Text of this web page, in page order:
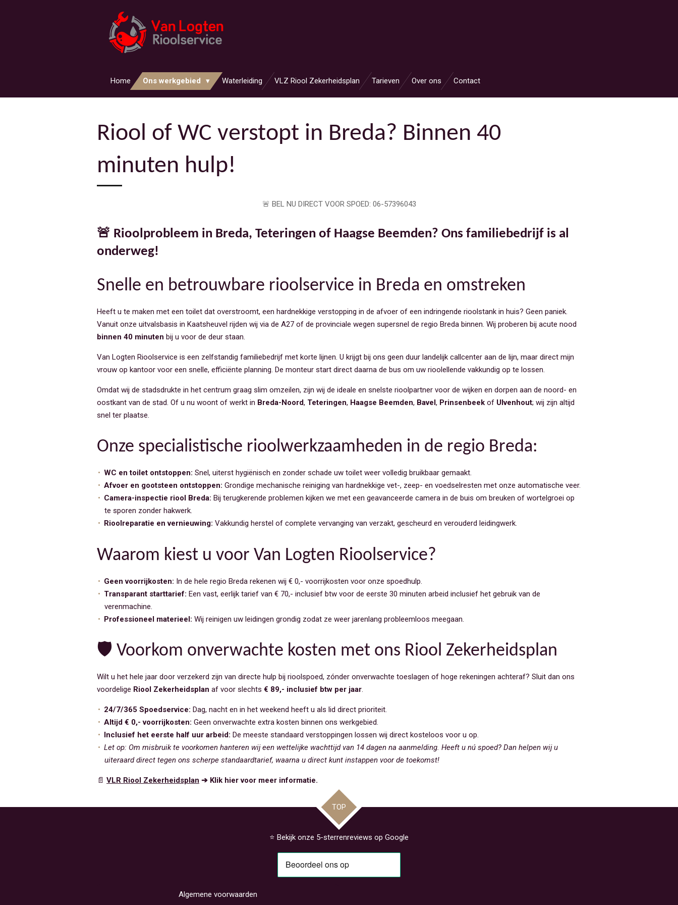
Home Ons werkgebied Waterleiding VLZ Riool Zekerheidsplan Tarieven Over ons Contact
Riool of WC verstopt in Breda? Binnen 40
minuten hulp!
🚨 BEL NU DIRECT VOOR SPOED: 06-57396043
🚨 Rioolprobleem in Breda, Teteringen of Haagse Beemden? Ons familiebedrijf is al
onderweg!
Snelle en betrouwbare rioolservice in Breda en omstreken
Heeft u te maken met een toilet dat overstroomt, een hardnekkige verstopping in de afvoer of een indringende rioolstank in huis? Geen paniek.
Vanuit onze uitvalsbasis in Kaatsheuvel rijden wij via de A27 of de provinciale wegen supersnel de regio Breda binnen. Wij proberen bij acute nood
binnen 40 minuten bij u voor de deur staan.
Van Logten Rioolservice is een zelfstandig familiebedrijf met korte lijnen. U krijgt bij ons geen duur landelijk callcenter aan de lijn, maar direct mijn
vrouw op kantoor voor een snelle, efficiënte planning. De monteur start direct daarna de bus om uw rioolellende vakkundig op te lossen.
Omdat wij de stadsdrukte in het centrum graag slim omzeilen, zijn wij de ideale en snelste rioolpartner voor de wijken en dorpen aan de noord- en
oostkant van de stad. Of u nu woont of werkt in Breda-Noord, Teteringen, Haagse Beemden, Bavel, Prinsenbeek of Ulvenhout; wij zijn altijd
snel ter plaatse.
Onze specialistische rioolwerkzaamheden in de regio Breda:
WC en toilet ontstoppen: Snel, uiterst hygiënisch en zonder schade uw toilet weer volledig bruikbaar gemaakt.
Afvoer en gootsteen ontstoppen: Grondige mechanische reiniging van hardnekkige vet-, zeep- en voedselresten met onze automatische veer.
Camera-inspectie riool Breda: Bij terugkerende problemen kijken we met een geavanceerde camera in de buis om breuken of wortelgroei op
te sporen zonder hakwerk.
Rioolreparatie en vernieuwing: Vakkundig herstel of complete vervanging van verzakt, gescheurd en verouderd leidingwerk.
Waarom kiest u voor Van Logten Rioolservice?
Geen voorrijkosten: In de hele regio Breda rekenen wij € 0,- voorrijkosten voor onze spoedhulp.
Transparant starttarief: Een vast, eerlijk tarief van € 70,- inclusief btw voor de eerste 30 minuten arbeid inclusief het gebruik van de
verenmachine.
Professioneel materieel: Wij reinigen uw leidingen grondig zodat ze weer jarenlang probleemloos meegaan.
🛡️ Voorkom onverwachte kosten met ons Riool Zekerheidsplan
Wilt u het hele jaar door verzekerd zijn van directe hulp bij rioolspoed, zónder onverwachte toeslagen of hoge rekeningen achteraf? Sluit dan ons
voordelige Riool Zekerheidsplan af voor slechts € 89,- inclusief btw per jaar.
24/7/365 Spoedservice: Dag, nacht en in het weekend heeft u als lid direct prioriteit.
Altijd € 0,- voorrijkosten: Geen onverwachte extra kosten binnen ons werkgebied.
Inclusief het eerste half uur arbeid: De meeste standaard verstoppingen lossen wij direct kosteloos voor u op.
Let op: Om misbruik te voorkomen hanteren wij een wettelijke wachttijd van 14 dagen na aanmelding. Heeft u nú spoed? Dan helpen wij u
uiteraard direct tegen ons scherpe standaardtarief, waarna u direct kunt instappen voor de toekomst!
📄 VLR Riool Zekerheidsplan ➔ Klik hier voor meer informatie.
TOP
⭐ Bekijk onze 5-sterrenreviews op Google
Algemene voorwaarden